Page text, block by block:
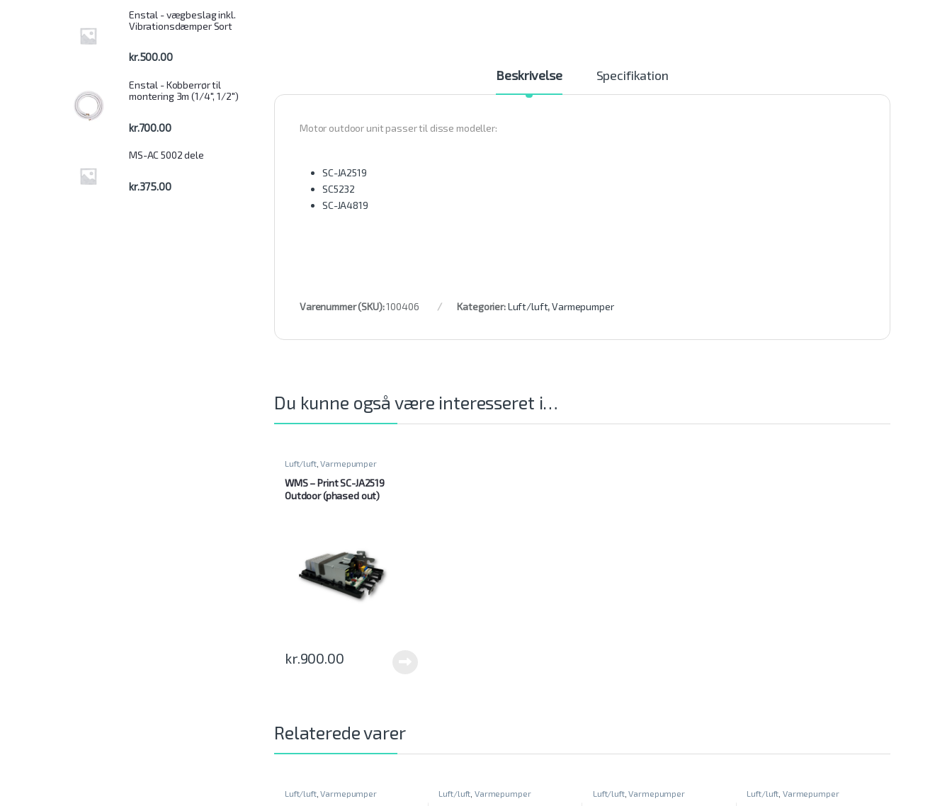
Beskrivelse Specifikation
Motor outdoor unit passer til disse modeller:
SC-JA2519
SC5232
SC-JA4819
Varenummer (SKU):100406 Kategorier:Luft/luft,Varmepumper
Du kunne også være interesseret i…
Luft/luft,Varmepumper
WMS – Print SC-JA2519
Outdoor (phased out)
kr.900.00
Relaterede varer
Luft/luft,Varmepumper Luft/luft Varmepumper Luft/luft,Varmepumper Luft/luft Varmepumper
Enstal - vægbeslag inkl.
Vibrationsdæmper Sort
kr.500.00
Enstal - Kobberrør til
montering 3m (1/4", 1/2")
kr.700.00
MS-AC 5002 dele
kr.375.00